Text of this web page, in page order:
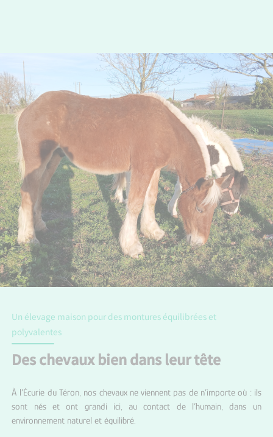
Un élevage maison pour des montures équilibrées et
polyvalentes
Des chevaux bien dans leur tête
À l’Écurie du Téron, nos chevaux ne viennent pas de n’importe où : ils
sont nés et ont grandi ici, au contact de l’humain, dans un
environnement naturel et équilibré.